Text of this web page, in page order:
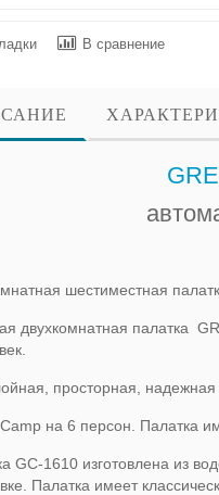
В сравнение
шестиместная
двухкомнатная палатка
просторная,
на 6 персон. Палатка
GC-1610 изготовлена из
Палатка имеет